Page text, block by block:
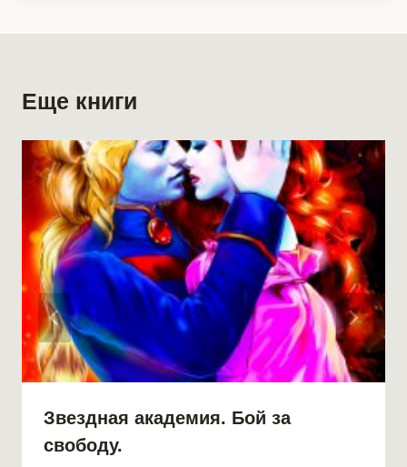
Еще книги
Звездная академия. Бой за
свободу.